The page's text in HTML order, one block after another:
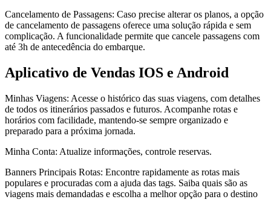
Cancelamento de Passagens: Caso precise alterar os planos, a opção
de cancelamento de passagens oferece uma solução rápida e sem
complicação. A funcionalidade permite que cancele passagens com
até 3h de antecedência do embarque.
Aplicativo de Vendas IOS e Android
Minhas Viagens: Acesse o histórico das suas viagens, com detalhes
de todos os itinerários passados e futuros. Acompanhe rotas e
horários com facilidade, mantendo-se sempre organizado e
preparado para a próxima jornada.
Minha Conta: Atualize informações, controle reservas.
Banners Principais Rotas: Encontre rapidamente as rotas mais
populares e procuradas com a ajuda das tags. Saiba quais são as
viagens mais demandadas e escolha a melhor opção para o destino